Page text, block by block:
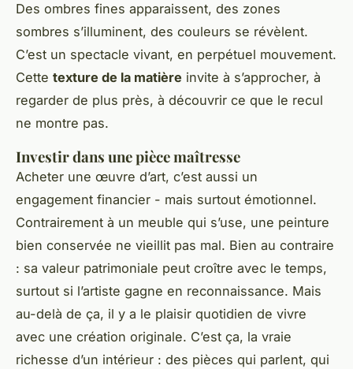
Des ombres fines apparaissent, des zones
sombres s’illuminent, des couleurs se révèlent.
C’est un spectacle vivant, en perpétuel mouvement.
Cette texture de la matière invite à s’approcher, à
regarder de plus près, à découvrir ce que le recul
ne montre pas.
Investir dans une pièce maîtresse
Acheter une œuvre d’art, c’est aussi un
engagement financier - mais surtout émotionnel.
Contrairement à un meuble qui s’use, une peinture
bien conservée ne vieillit pas mal. Bien au contraire
: sa valeur patrimoniale peut croître avec le temps,
surtout si l’artiste gagne en reconnaissance. Mais
au-delà de ça, il y a le plaisir quotidien de vivre
avec une création originale. C’est ça, la vraie
richesse d’un intérieur : des pièces qui parlent, qui